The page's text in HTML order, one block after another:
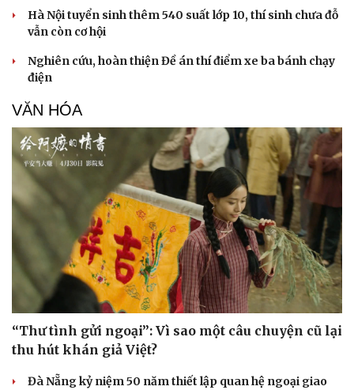
Hà Nội tuyển sinh thêm 540 suất lớp 10, thí sinh chưa đỗ
vẫn còn cơ hội
Nghiên cứu, hoàn thiện Đề án thí điểm xe ba bánh chạy
điện
VĂN HÓA
“Thư tình gửi ngoại”: Vì sao một câu chuyện cũ lại
thu hút khán giả Việt?
Đà Nẵng kỷ niệm 50 năm thiết lập quan hệ ngoại giao